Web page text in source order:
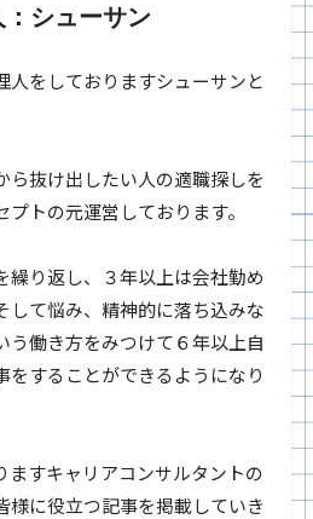
シューサン
人をしておりますシューサンと
ら抜け出したい人の適職探しを
トの元運営しております。
繰り返し、３年以上は会社勤め
して悩み、精神的に落ち込みな
う働き方をみつけて６年以上自
をすることができるようになり
ますキャリアコンサルタントの
様に役立つ記事を掲載していき